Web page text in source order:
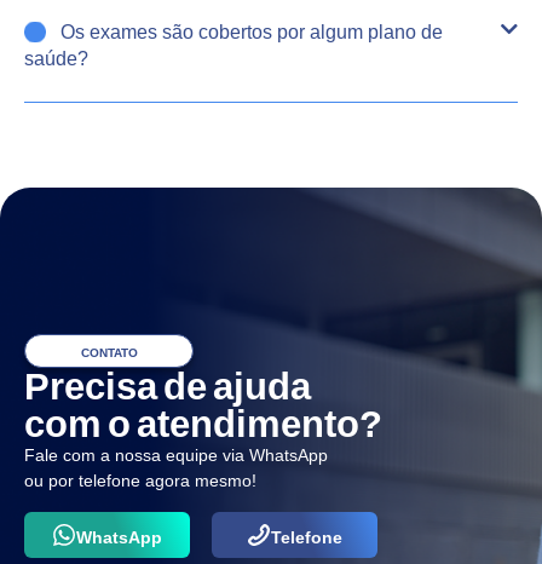
Os exames são cobertos por algum plano de
saúde?
CONTATO
Precisa de ajuda
com o atendimento?
Fale com a nossa equipe via WhatsApp
ou por telefone agora mesmo!
WhatsApp Telefone